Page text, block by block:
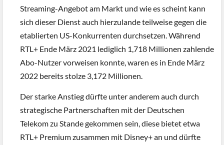
Streaming-Angebot am Markt und wie es scheint kann
sich dieser Dienst auch hierzulande teilweise gegen die
etablierten US-Konkurrenten durchsetzen. Während
RTL+ Ende März 2021 lediglich 1,718 Millionen zahlende
Abo-Nutzer vorweisen konnte, waren es in Ende März
2022 bereits stolze 3,172 Millionen.
Der starke Anstieg dürfte unter anderem auch durch
strategische Partnerschaften mit der Deutschen
Telekom zu Stande gekommen sein, diese bietet etwa
RTL+ Premium zusammen mit Disney+ an und dürfte